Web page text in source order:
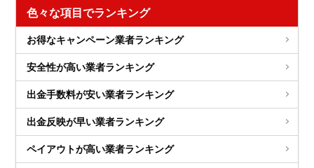
色々な項目でランキング
お得なキャンペーン業者ランキング
安全性が高い業者ランキング
出金手数料が安い業者ランキング
出金反映が早い業者ランキング
ペイアウトが高い業者ランキング